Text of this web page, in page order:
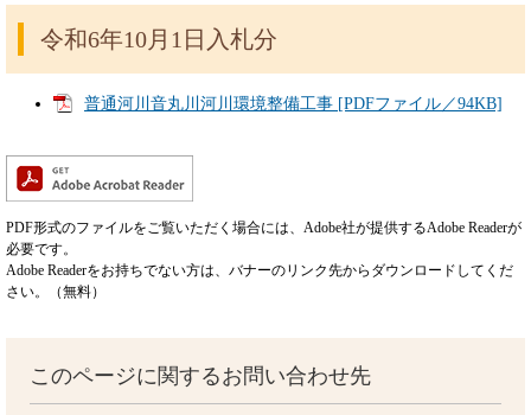
令和6年10月1日入札分
普通河川音丸川河川環境整備工事 [PDFファイル／94KB]
PDF形式のファイルをご覧いただく場合には、Adobe社が提供するAdobe Readerが
必要です。
Adobe Readerをお持ちでない方は、バナーのリンク先からダウンロードしてくだ
さい。（無料）
このページに関するお問い合わせ先